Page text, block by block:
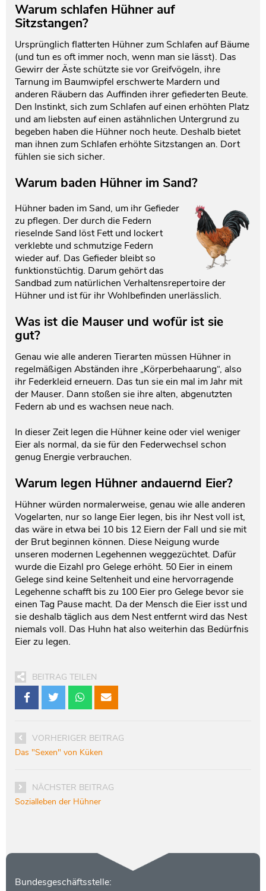
Warum schlafen Hühner auf
Sitzstangen?
Ursprünglich flatterten Hühner zum Schlafen auf Bäume
(und tun es oft immer noch, wenn man sie lässt). Das
Gewirr der Äste schützte sie vor Greifvögeln, ihre
Tarnung im Baumwipfel erschwerte Mardern und
anderen Räubern das Auffinden ihrer gefiederten Beute.
Den Instinkt, sich zum Schlafen auf einen erhöhten Platz
und am liebsten auf einen astähnlichen Untergrund zu
begeben haben die Hühner noch heute. Deshalb bietet
man ihnen zum Schlafen erhöhte Sitzstangen an. Dort
fühlen sie sich sicher.
Warum baden Hühner im Sand?
Hühner baden im Sand, um ihr Gefieder
zu pflegen. Der durch die Federn
rieselnde Sand löst Fett und lockert
verklebte und schmutzige Federn
wieder auf. Das Gefieder bleibt so
funktionstüchtig. Darum gehört das
Sandbad zum natürlichen Verhaltensrepertoire der
Hühner und ist für ihr Wohlbefinden unerlässlich.
Was ist die Mauser und wofür ist sie
gut?
Genau wie alle anderen Tierarten müssen Hühner in
regelmäßigen Abständen ihre „Körperbehaarung“, also
ihr Federkleid erneuern. Das tun sie ein mal im Jahr mit
der Mauser. Dann stoßen sie ihre alten, abgenutzten
Federn ab und es wachsen neue nach.
In dieser Zeit legen die Hühner keine oder viel weniger
Eier als normal, da sie für den Federwechsel schon
genug Energie verbrauchen.
Warum legen Hühner andauernd Eier?
Hühner würden normalerweise, genau wie alle anderen
Vogelarten, nur so lange Eier legen, bis ihr Nest voll ist,
das wäre in etwa bei 10 bis 12 Eiern der Fall und sie mit
der Brut beginnen können. Diese Neigung wurde
unseren modernen Legehennen weggezüchtet. Dafür
wurde die Eizahl pro Gelege erhöht. 50 Eier in einem
Gelege sind keine Seltenheit und eine hervorragende
Legehenne schafft bis zu 100 Eier pro Gelege bevor sie
einen Tag Pause macht. Da der Mensch die Eier isst und
sie deshalb täglich aus dem Nest entfernt wird das Nest
niemals voll. Das Huhn hat also weiterhin das Bedürfnis
Eier zu legen.
BEITRAG TEILEN
VORHERIGER BEITRAG
Das "Sexen" von Küken
NÄCHSTER BEITRAG
Sozialleben der Hühner
Kontakt
Bundesgeschäftsstelle: